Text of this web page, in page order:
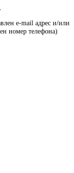
e-mail адрес и/или
номер телефона)